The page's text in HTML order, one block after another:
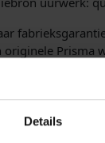
Details
originele Prisma
PRISMA
voor
– GRATIS